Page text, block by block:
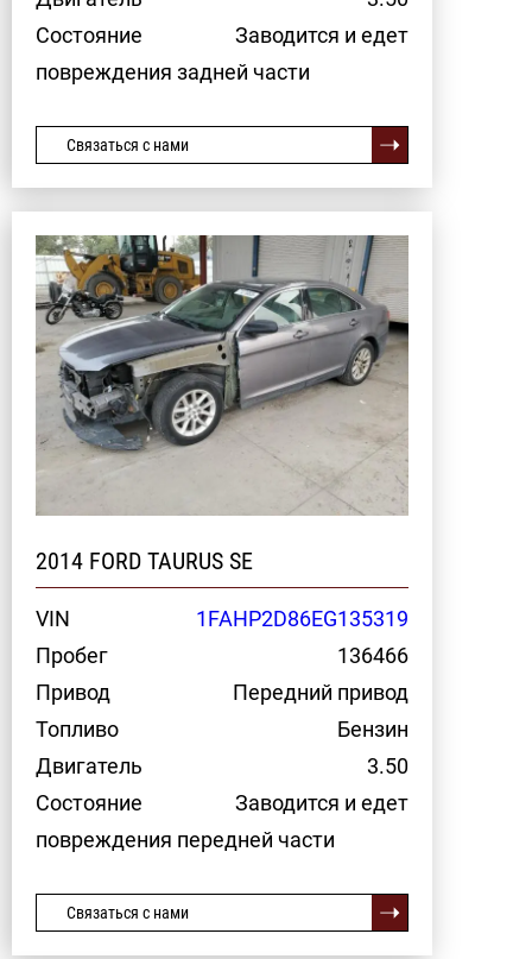
Состояние
Заводится и едет
повреждения задней части
Связаться с нами
2014 FORD TAURUS SE
VIN
1FAHP2D86EG135319
Пробег
136466
Привод
Передний привод
Топливо
Бензин
Двигатель
3.50
Состояние
Заводится и едет
повреждения передней части
Связаться с нами